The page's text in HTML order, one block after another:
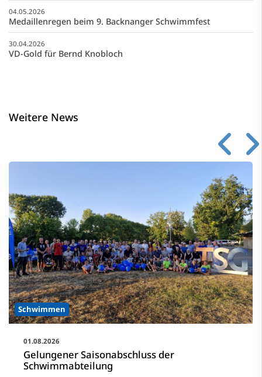
04.05.2026
Medaillenregen beim 9. Backnanger Schwimmfest
30.04.2026
VD-Gold für Bernd Knobloch
Weitere News
Schwimmen
01.08.2026
Gelungener Saisonabschluss der
Schwimmabteilung